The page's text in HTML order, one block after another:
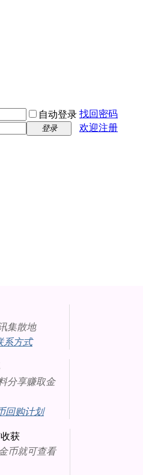
自动登录 找回密码
登录 欢迎注册
集散地
系方式
分享赚取金
回购计划
获
币就可查看